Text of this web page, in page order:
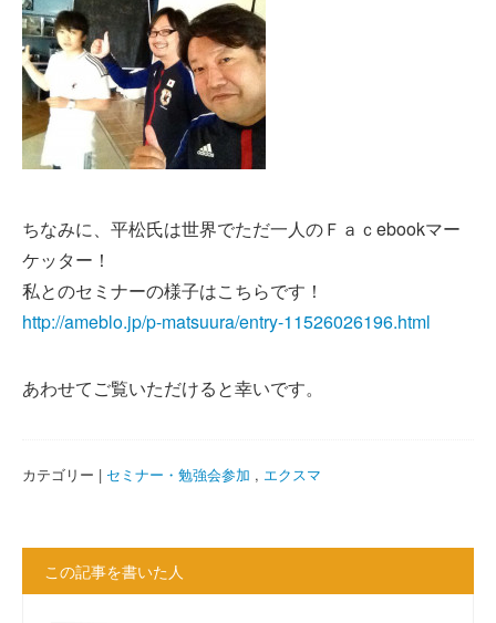
ちなみに、平松氏は世界でただ一人のＦａｃebookマー
ケッター！
私とのセミナーの様子はこちらです！
http://ameblo.jp/p-matsuura/entry-11526026196.html
あわせてご覧いただけると幸いです。
カテゴリー | セミナー・勉強会参加 , エクスマ
この記事を書いた人